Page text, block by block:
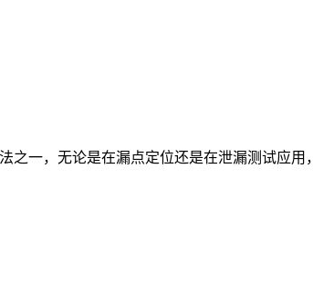
一，无论是在漏点定位还是在泄漏测试应用